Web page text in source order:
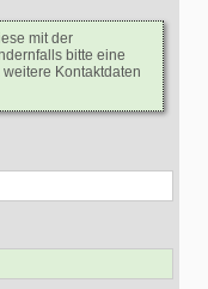
mit der
bitte eine
Kontaktdaten